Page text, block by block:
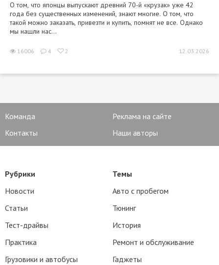
О том, что японцы выпускают древний 70-й «крузак» уже 42
года без существенных изменений, знают многие. О том, что
такой можно заказать, привезти и купить, помнят не все. Однако
мы нашли нас...
16006 4 2 12.03.2026
Команда
Реклама на сайте
Контакты
Наши авторы
Рубрики
Новости
Статьи
Тест-драйвы
Практика
Грузовики и автобусы
Темы
Авто с пробегом
Тюнинг
История
Ремонт и обслуживание
Гаджеты